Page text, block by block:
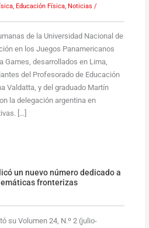
, Educación Física, Noticias /
de la Universidad Nacional de
en los Juegos Panamericanos
Games, desarrollados en Lima,
del Profesorado de Educación
Valdatta, y del graduado Martín
la delegación argentina en
[…]
un nuevo número dedicado a
fronterizas
su Volumen 24, N.º 2 (julio-